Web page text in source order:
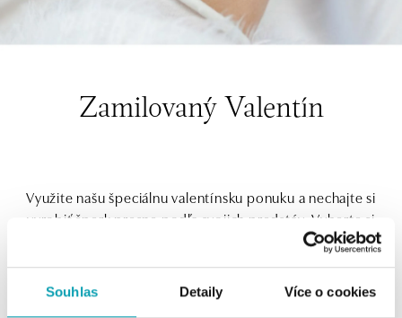
Souhlas Detaily Více o cookies
Zamilovaný Valentín
Využite našu špeciálnu valentínsku ponuku a nechajte si
vyrobiť šperk presne podľa svojich predstáv. Vyberte si
náramok alebo náhrdelník z ponuky určenej na
gravírovanie. Šperk je vyrobený zo 14kt ružového,
bieleho či žltého zlata, prípadne s modernou farebnou
šnúrkou, pridajte dátum, meno, krátky text, symbol alebo